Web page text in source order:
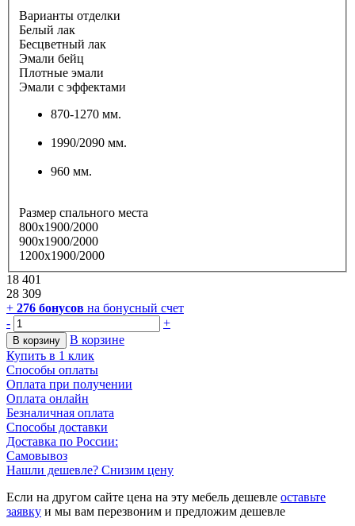
Варианты отделки
Белый лак
Бесцветный лак
Эмали бейц
Плотные эмали
Эмали с эффектами
870-1270 мм.
1990/2090 мм.
960 мм.
Размер спального места
800х1900/2000
900х1900/2000
1200х1900/2000
18 401
28 309
+ 276 бонусов на бонусный счет
-
+
В корзину
В корзине
Купить в 1 клик
Способы оплаты
Оплата при получении
Оплата онлайн
Безналичная оплата
Способы доставки
Доставка по России:
Самовывоз
Нашли дешевле? Снизим цену
Если на другом сайте цена на эту мебель дешевле оставьте
заявку и мы вам перезвоним и предложим дешевле